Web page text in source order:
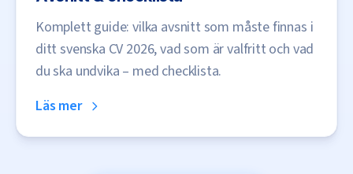
Komplett guide: vilka avsnitt som måste finnas i
ditt svenska CV 2026, vad som är valfritt och vad
du ska undvika – med checklista.
Läs mer